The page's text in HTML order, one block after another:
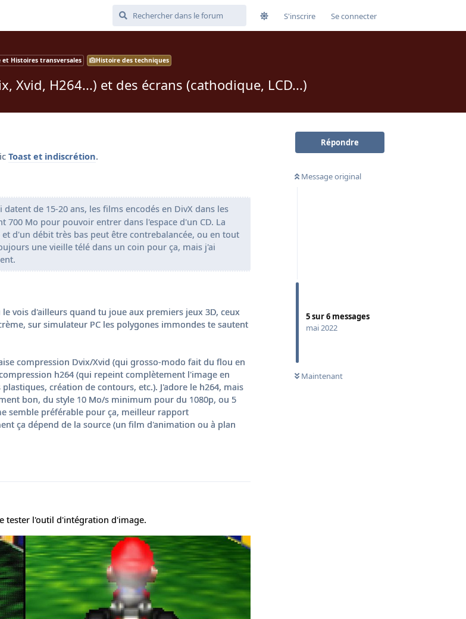
S'inscrire Se connecter
et Histoires transversales Histoire des techniques
Xvid, H264...) et des écrans (cathodique, LCD...)
Répondre
Message original
5sur6 messages
mai 2022
Maintenant
Toast et indiscrétion.
de 15-20 ans, les films encodés en DivX dans les
700 Mo pour pouvoir entrer dans l'espace d'un CD. La
d'un débit très bas peut être contrebalancée, ou en tout
une vieille télé dans un coin pour ça, mais j'ai
vois d'ailleurs quand tu joue aux premiers jeux 3D, ceux
sur simulateur PC les polygones immondes te sautent
compression Dvix/Xvid (qui grosso-modo fait du flou en
h264 (qui repeint complètement l'image en
création de contours, etc.). J'adore le h264, mais
bon, du style 10 Mo/s minimum pour du 1080p, ou 5
semble préférable pour ça, meilleur rapport
ça dépend de la source (un film d'animation ou à plan
tester l'outil d'intégration d'image.